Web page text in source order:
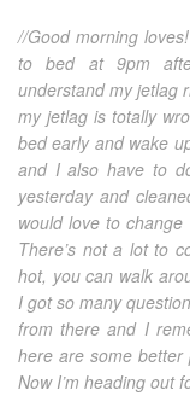
//Good morning
to bed at 9pm
understand my jetlag
my jetlag is totally
bed early and wake
and I also have to
yesterday and
would love to
There’s not a lot to
hot, you can walk
I got so many
from there and I
here are some
Now I’m heading out